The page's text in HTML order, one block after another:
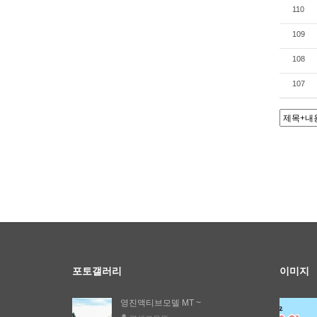
110
109
108
107
포토갤러리
영진액티브모델 MT ~
이미지